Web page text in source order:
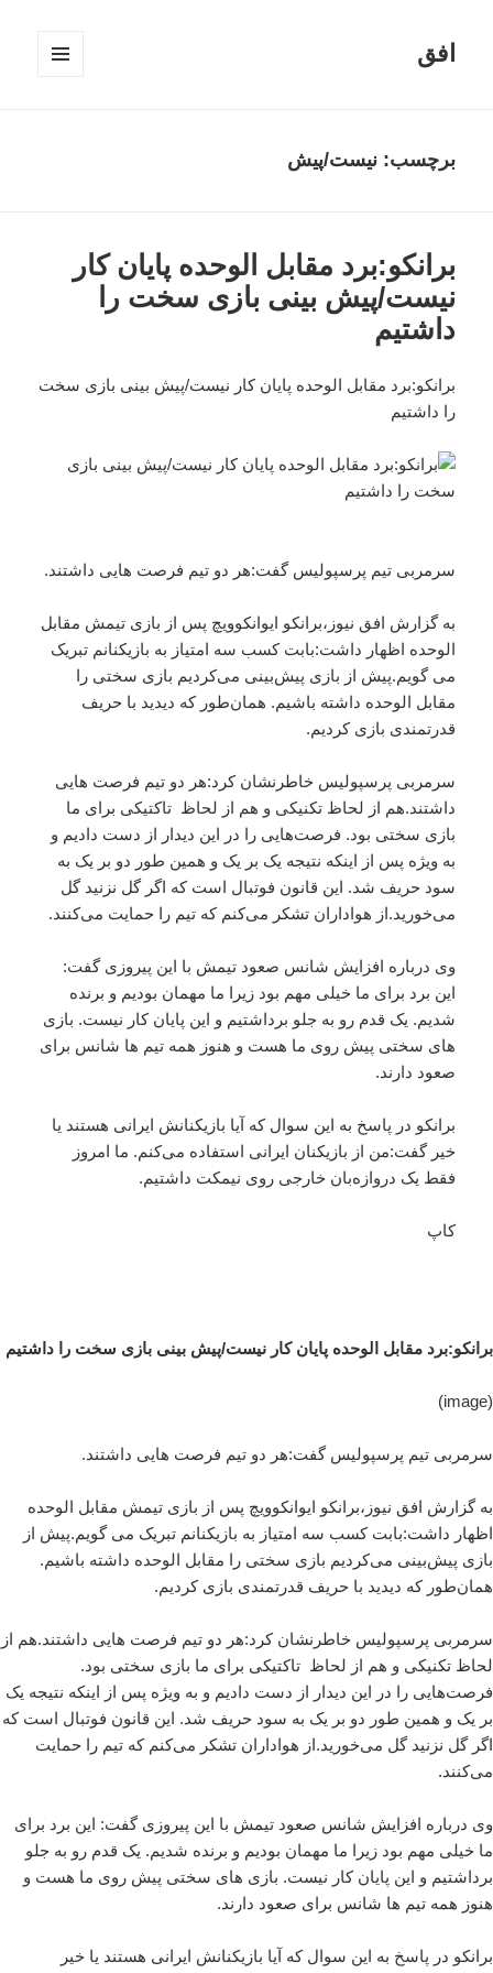
افق
برچسب:نیست/پیش
برانکو:برد مقابل الوحده پایان کار
نیست/پیش بینی بازی سخت را
داشتیم
برانکو:برد مقابل الوحده پایان کار نیست/پیش بینی بازی سخت
را داشتیم
سرمربی تیم پرسپولیس گفت:هر دو تیم فرصت هایی داشتند.
به گزارش افق نیوز،برانکو ایوانکوویچ پس از بازی تیمش مقابل
الوحده اظهار داشت:بابت کسب سه امتیاز به بازیکنانم تبریک
می گویم.پیش از بازی پیش‌بینی می‌کردیم بازی سختی را
مقابل الوحده داشته باشیم. همان‌طور که دیدید با حریف
قدرتمندی بازی کردیم.
سرمربی پرسپولیس خاطرنشان کرد:هر دو تیم فرصت هایی
داشتند.هم از لحاظ تکنیکی و هم از لحاظ تاکتیکی برای ما
بازی سختی بود. فرصت‌هایی را در این دیدار از دست دادیم و
به ویژه پس از اینکه نتیجه یک بر یک و همین طور دو بر یک به
سود حریف شد. این قانون فوتبال است که اگر گل نزنید گل
می‌خورید.از هواداران تشکر می‌کنم که تیم را حمایت می‌کنند.
وی درباره افزایش شانس صعود تیمش با این پیروزی گفت:
این برد برای ما خیلی مهم بود زیرا ما مهمان بودیم و برنده
شدیم. یک قدم رو به جلو برداشتیم و این پایان کار نیست. بازی
های سختی پیش روی ما هست و هنوز همه تیم ها شانس برای
صعود دارند.
برانکو در پاسخ به این سوال که آیا بازیکنانش ایرانی هستند یا
خیر گفت:من از بازیکنان ایرانی استفاده می‌کنم. ما امروز
فقط یک دروازه‌بان خارجی روی نیمکت داشتیم.
کاپ
برانکو:برد مقابل الوحده پایان کار نیست/پیش بینی بازی سخت را داشتیم
(image)
سرمربی تیم پرسپولیس گفت:هر دو تیم فرصت هایی داشتند.
به گزارش افق نیوز،برانکو ایوانکوویچ پس از بازی تیمش مقابل الوحده
اظهار داشت:بابت کسب سه امتیاز به بازیکنانم تبریک می گویم.پیش از
بازی پیش‌بینی می‌کردیم بازی سختی را مقابل الوحده داشته باشیم.
همان‌طور که دیدید با حریف قدرتمندی بازی کردیم.
سرمربی پرسپولیس خاطرنشان کرد:هر دو تیم فرصت هایی داشتند.هم از
لحاظ تکنیکی و هم از لحاظ تاکتیکی برای ما بازی سختی بود.
فرصت‌هایی را در این دیدار از دست دادیم و به ویژه پس از اینکه نتیجه یک
بر یک و همین طور دو بر یک به سود حریف شد. این قانون فوتبال است که
اگر گل نزنید گل می‌خورید.از هواداران تشکر می‌کنم که تیم را حمایت
می‌کنند.
وی درباره افزایش شانس صعود تیمش با این پیروزی گفت: این برد برای
ما خیلی مهم بود زیرا ما مهمان بودیم و برنده شدیم. یک قدم رو به جلو
برداشتیم و این پایان کار نیست. بازی های سختی پیش روی ما هست و
هنوز همه تیم ها شانس برای صعود دارند.
برانکو در پاسخ به این سوال که آیا بازیکنانش ایرانی هستند یا خیر